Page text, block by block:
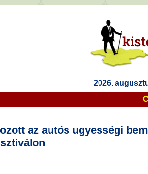
2026.
az autós ügyességi